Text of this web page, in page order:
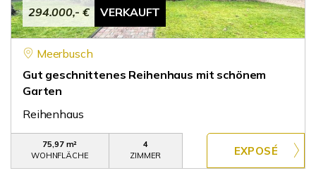
294.000,- € VERKAUFT
Meerbusch
Gut geschnittenes Reihenhaus mit schönem
Garten
Reihenhaus
75,97 m²
WOHNFLÄCHE
4
ZIMMER